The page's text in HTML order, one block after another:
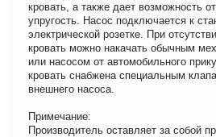
кровать, а также дает возможность
упругость. Насос подключается к
электрической розетке. При
кровать можно накачать обычным
или насосом от автомобильного
кровать снабжена специальным
внешнего насоса.
Примечание:
Производитель оставляет за собой